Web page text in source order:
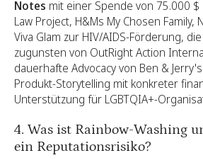
Notes mit einer Spende von 75.000 $
Law Project, H&Ms My Chosen Family,
Viva Glam zur HIV/AIDS-Förderung,
zugunsten von OutRight Action
dauerhafte Advocacy von Ben &
Produkt-Storytelling mit konkreter
Unterstützung für LGBTQIA+-
4. Was ist Rainbow-Washing
ein Reputationsrisiko?